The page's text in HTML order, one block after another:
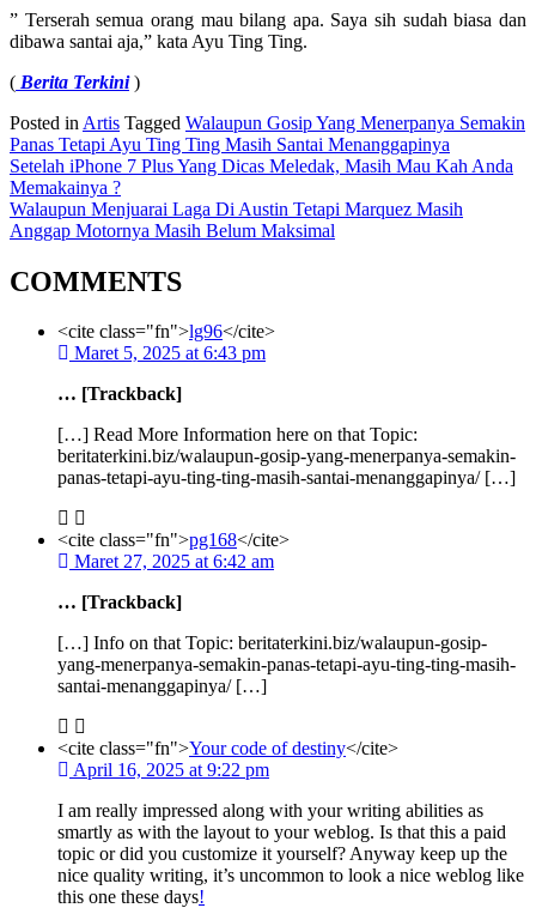
” Terserah semua orang mau bilang apa. Saya sih sudah biasa dan
dibawa santai aja,” kata Ayu Ting Ting.
( Berita Terkini)
Posted in Artis Tagged Walaupun Gosip Yang Menerpanya Semakin
Panas Tetapi Ayu Ting Ting Masih Santai Menanggapinya
Navigasi
pos
Setelah iPhone 7 Plus Yang Dicas Meledak, Masih Mau Kah Anda
Memakainya ?
Walaupun Menjuarai Laga Di Austin Tetapi Marquez Masih
Anggap Motornya Masih Belum Maksimal
COMMENTS
<cite class="fn">lg96</cite>
Maret 5, 2025 at 6:43 pm
… [Trackback]
[…] Read More Information here on that Topic:
beritaterkini.biz/walaupun-gosip-yang-menerpanya-semakin-
panas-tetapi-ayu-ting-ting-masih-santai-menanggapinya/ […]
<cite class="fn">pg168</cite>
Maret 27, 2025 at 6:42 am
… [Trackback]
[…] Info on that Topic: beritaterkini.biz/walaupun-gosip-
yang-menerpanya-semakin-panas-tetapi-ayu-ting-ting-masih-
santai-menanggapinya/ […]
<cite class="fn">Your code of destiny</cite>
April 16, 2025 at 9:22 pm
I am really impressed along with your writing abilities as
smartly as with the layout to your weblog. Is that this a paid
topic or did you customize it yourself? Anyway keep up the
nice quality writing, it’s uncommon to look a nice weblog like
this one these days!